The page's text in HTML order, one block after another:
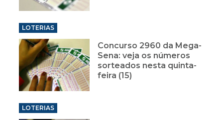
LOTERIAS
Concurso 2960 da Mega-
Sena: veja os números
sorteados nesta quinta-
feira (15)
LOTERIAS